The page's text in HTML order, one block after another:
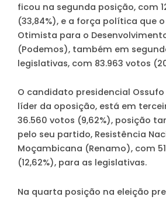
ficou na segunda posição, com
(33,84%), e a força política que
Otimista para o
(Podemos), também em
legislativas, com 83.963 votos
O candidato presidencial
líder da oposição, está em
36.560 votos (9,62%), posição
pelo seu partido, Resistência
Moçambicana (Renamo), com
(12,62%), para as legislativas.
Na quarta posição na eleição